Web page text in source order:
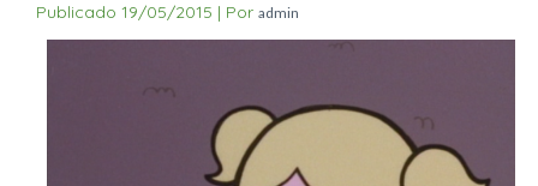
Publicado 19/05/2015 | Por admin